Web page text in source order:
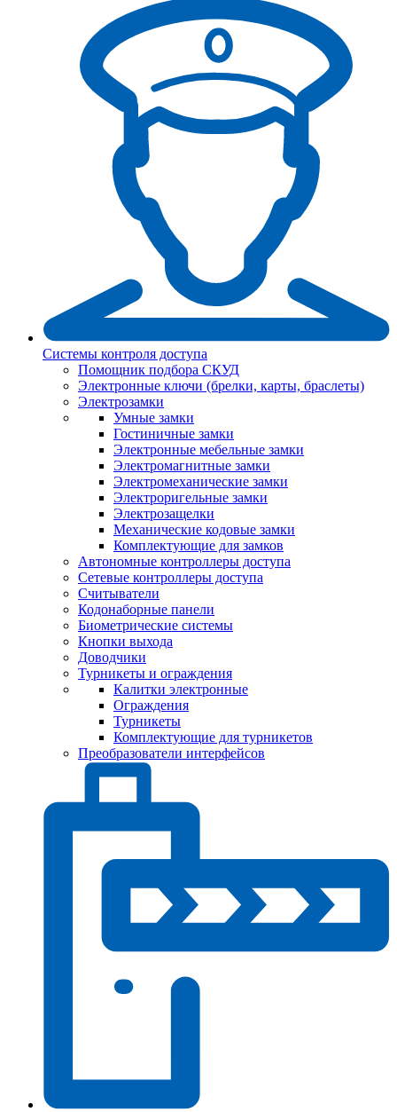
Системы контроля доступа
Помощник подбора СКУД
Электронные ключи (брелки, карты, браслеты)
Электрозамки
Умные замки
Гостиничные замки
Электронные мебельные замки
Электромагнитные замки
Электромеханические замки
Электроригельные замки
Электрозащелки
Механические кодовые замки
Комплектующие для замков
Автономные контроллеры доступа
Сетевые контроллеры доступа
Считыватели
Кодонаборные панели
Биометрические системы
Кнопки выхода
Доводчики
Турникеты и ограждения
Калитки электронные
Ограждения
Турникеты
Комплектующие для турникетов
Преобразователи интерфейсов